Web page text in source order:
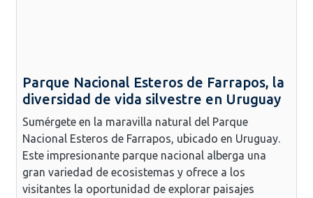
Parque Nacional Esteros de Farrapos, la
diversidad de vida silvestre en Uruguay
Sumérgete en la maravilla natural del Parque
Nacional Esteros de Farrapos, ubicado en Uruguay.
Este impresionante parque nacional alberga una
gran variedad de ecosistemas y ofrece a los
visitantes la oportunidad de explorar paisajes